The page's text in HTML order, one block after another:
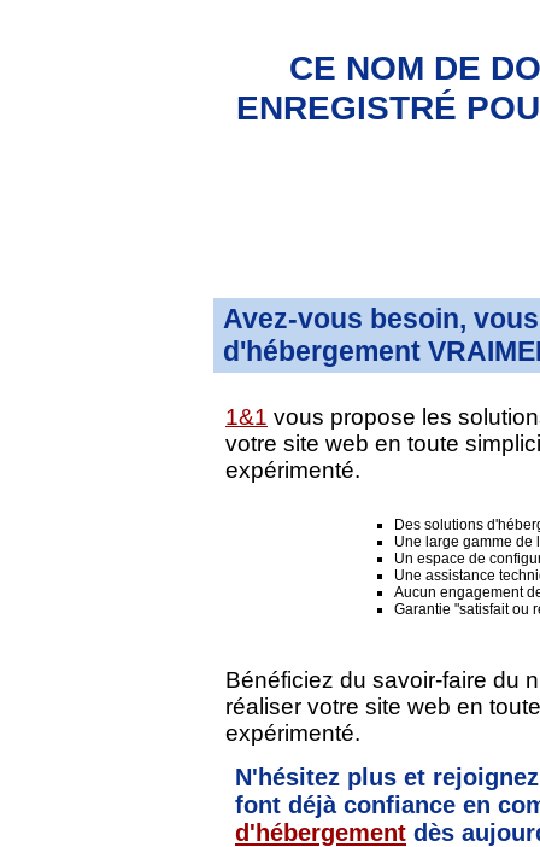
CE NOM DE
ENREGISTRÉ
Avez-vous besoin,
d'hébergement
1&1 vous propose les
votre site web en toute
expérimenté.
Des solutions
Une large gamme de
Un espace de
Une assistance
Aucun engagement
Garantie "satisfait ou
Bénéficiez du savoir-faire du
réaliser votre site web en
expérimenté.
N'hésitez plus et
font déjà confiance en
d'hébergement dès